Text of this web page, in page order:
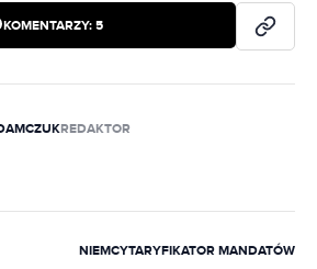
KOMENTARZY: 5
REDAKTOR
NIEMCYTARYFIKATOR MANDATÓW